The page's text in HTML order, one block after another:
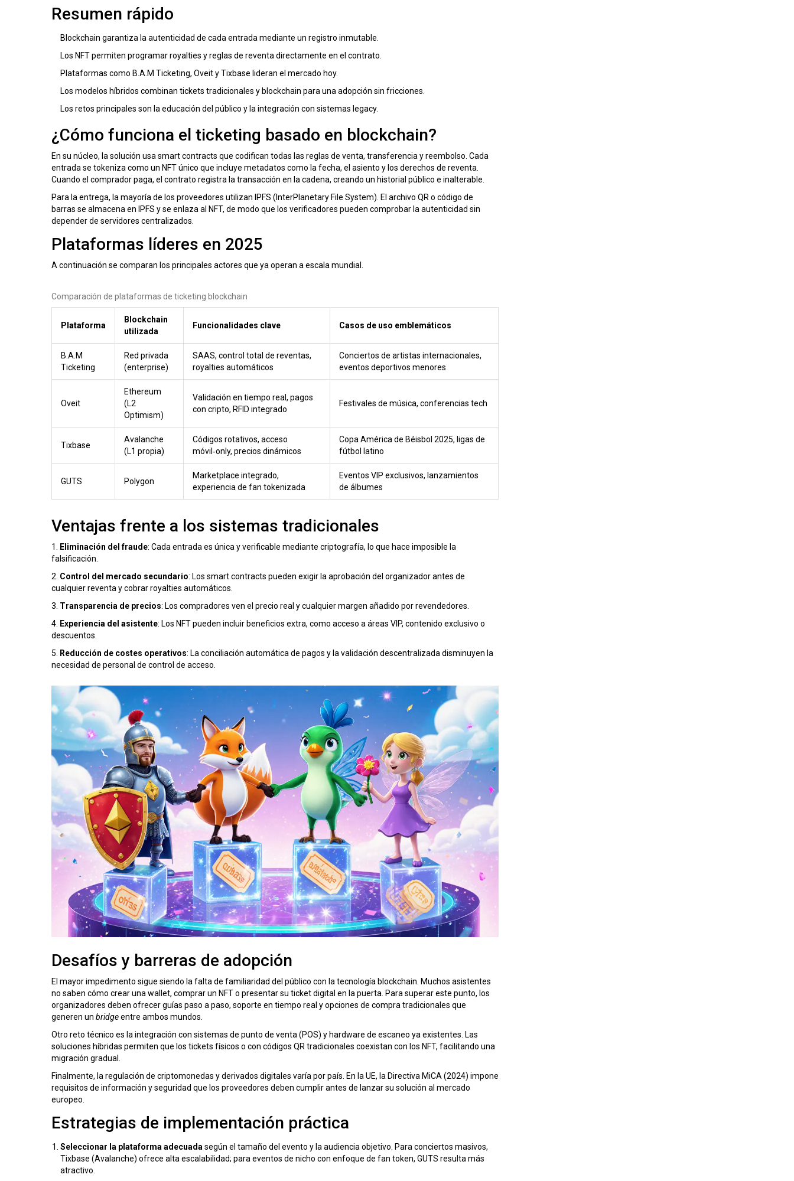
Resumen rápido
Blockchain garantiza la autenticidad de cada entrada mediante un registro inmutable.
Los NFT permiten programar royalties y reglas de reventa directamente en el contrato.
Plataformas como B.A.M Ticketing, Oveit y Tixbase lideran el mercado hoy.
Los modelos híbridos combinan tickets tradicionales y blockchain para una adopción sin fricciones.
Los retos principales son la educación del público y la integración con sistemas legacy.
¿Cómo funciona el ticketing basado en blockchain?
En su núcleo, la solución usa smart contracts que codifican todas las reglas de venta, transferencia y reembolso. Cada
entrada se tokeniza como un NFTúnico que incluye metadatos como la fecha, el asiento y los derechos de reventa.
Cuando el comprador paga, el contrato registra la transacción en la cadena, creando un historial público e inalterable.
Para la entrega, la mayoría de los proveedores utilizan IPFS (InterPlanetary File System). El archivo QR o código de
barras se almacena en IPFS y se enlaza al NFT, de modo que los verificadores pueden comprobar la autenticidad sin
depender de servidores centralizados.
Plataformas líderes en 2025
A continuación se comparan los principales actores que ya operan a escala mundial.
Comparación de plataformas de ticketing blockchain
Plataforma
Blockchain
utilizada
Funcionalidades clave Casos de uso emblemáticos
B.A.M
Ticketing
Red privada
(enterprise)
SAAS, control total de reventas,
royalties automáticos
Conciertos de artistas internacionales,
eventos deportivos menores
Oveit
Ethereum
(L2
Optimism)
Validación en tiempo real, pagos
con cripto, RFID integrado
Festivales de música, conferencias tech
Tixbase
Avalanche
(L1 propia)
Códigos rotativos, acceso
móvil‑only, precios dinámicos
Copa América de Béisbol 2025, ligas de
fútbol latino
GUTS Polygon
Marketplace integrado,
experiencia de fan tokenizada
Eventos VIP exclusivos, lanzamientos
de álbumes
Ventajas frente a los sistemas tradicionales
1. Eliminación del fraude: Cada entrada es única y verificable mediante criptografía, lo que hace imposible la
falsificación.
2. Control del mercado secundario: Los smart contracts pueden exigir la aprobación del organizador antes de
cualquier reventa y cobrar royalties automáticos.
3. Transparencia de precios: Los compradores ven el precio real y cualquier margen añadido por revendedores.
4. Experiencia del asistente: Los NFT pueden incluir beneficios extra, como acceso a áreas VIP, contenido exclusivo o
descuentos.
5.
Reducción de costes operativos: La conciliación automática de pagos y la validación descentralizada disminuyen la
necesidad de personal de control de acceso.
Desafíos y barreras de adopción
El mayor impedimento sigue siendo la falta de familiaridad del público con la tecnología blockchain. Muchos asistentes
no saben cómo crear una wallet, comprar un NFT o presentar su ticket digital en la puerta. Para superar este punto, los
organizadores deben ofrecer guías paso a paso, soporte en tiempo real y opciones de compra tradicionales que
generen un bridgeentre ambos mundos.
Otro reto técnico es la integración con sistemas de punto de venta (POS) y hardware de escaneo ya existentes. Las
soluciones híbridas permiten que los tickets físicos o con códigos QR tradicionales coexistan con los NFT, facilitando una
migración gradual.
Finalmente, la regulación de criptomonedas y derivados digitales varía por país. En la UE, la Directiva MiCA (2024) impone
requisitos de información y seguridad que los proveedores deben cumplir antes de lanzar su solución al mercado
europeo.
Estrategias de implementación práctica
Seleccionar la plataforma adecuada según el tamaño del evento y la audiencia objetivo. Para conciertos masivos,
Tixbase (Avalanche) ofrece alta escalabilidad; para eventos de nicho con enfoque de fan token, GUTS resulta más
atractivo.